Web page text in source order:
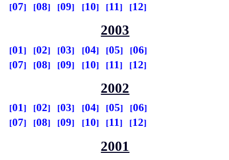
07
08 09 10 11 12
2003
01 02 03 04 05
06
07
08 09 10 11 12
2002
01 02 03 04 05
06
07
08 09 10 11 12
2001